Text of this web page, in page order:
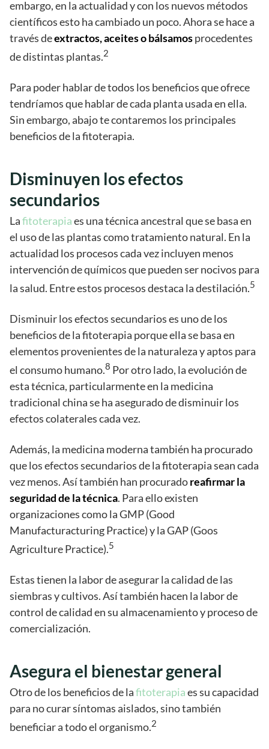
embargo, en la actualidad y con los nuevos métodos
científicos esto ha cambiado un poco. Ahora se hace a
través deextractos, aceites o bálsamosprocedentes
de distintas plantas.2
Para poder hablar de todos los beneficios que ofrece
tendríamos que hablar de cada planta usada en ella.
Sin embargo, abajo te contaremos los principales
beneficios de la fitoterapia.
Disminuyen los efectos
secundarios
Lafitoterapiaes una técnica ancestral que se basa en
el uso de las plantas como tratamiento natural. En la
actualidad los procesos cada vez incluyen menos
intervención de químicos que pueden ser nocivos para
la salud. Entre estos procesos destaca la destilación.5
Disminuir los efectos secundarios es uno de los
beneficios de la fitoterapia porque ella se basa en
elementos provenientes de la naturaleza y aptos para
el consumo humano.8 Por otro lado, la evolución de
esta técnica, particularmente en la medicina
tradicional china se ha asegurado de disminuir los
efectos colaterales cada vez.
Además, la medicina moderna también ha procurado
que los efectos secundarios de la fitoterapia sean cada
vez menos. Así también han procuradoreafirmar la
seguridad de la técnica. Para ello existen
organizaciones como la GMP (Good
Manufacturacturing Practice) y la GAP (Goos
Agriculture Practice).5
Estas tienen la labor de asegurar la calidad de las
siembras y cultivos. Así también hacen la labor de
control de calidad en su almacenamiento y proceso de
comercialización.
Asegura el bienestar general
Otro de los beneficios de lafitoterapiaes su capacidad
para no curar síntomas aislados, sino también
beneficiar a todo el organismo.2